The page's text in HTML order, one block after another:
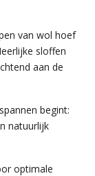
van wol hoef
sloffen
aan de
begint:
natuurlijk
optimale